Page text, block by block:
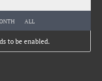
ALL
to be enabled.